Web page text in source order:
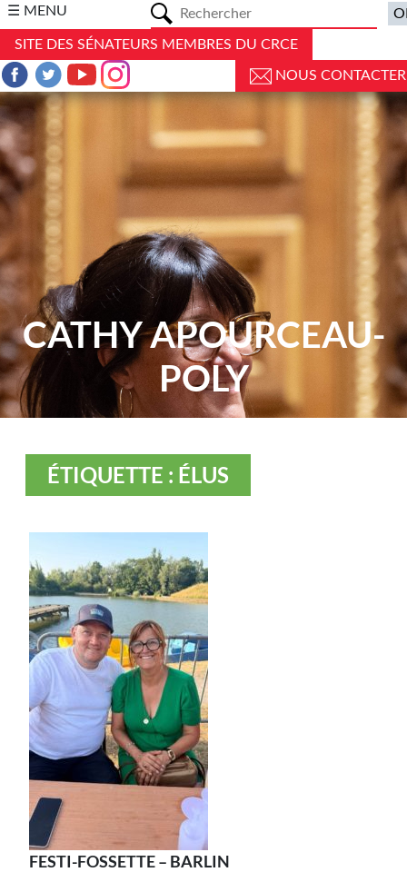
☰ MENU
SITE DES SÉNATEURS MEMBRES DU CRCE
NOUS CONTACTER
CATHY APOURCEAU-
POLY
ÉTIQUETTE : ÉLUS
FESTI-FOSSETTE – BARLIN